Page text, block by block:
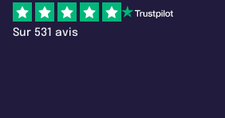
Sur 531 avis